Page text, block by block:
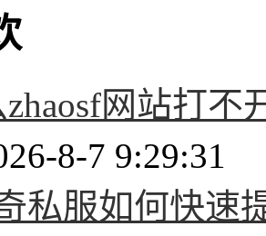
网站打
8-7 9:29:31
私服如何快速